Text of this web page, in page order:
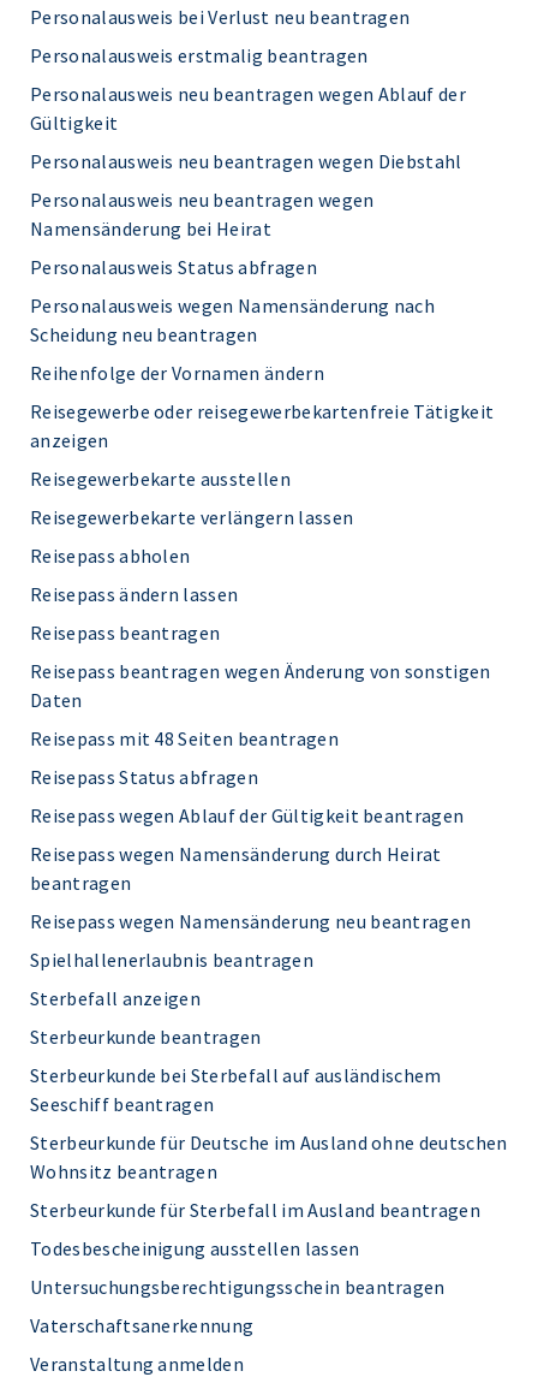
Personalausweis bei Verlust neu beantragen
Personalausweis erstmalig beantragen
Personalausweis neu beantragen wegen Ablauf der
Gültigkeit
Personalausweis neu beantragen wegen Diebstahl
Personalausweis neu beantragen wegen
Namensänderung bei Heirat
Personalausweis Status abfragen
Personalausweis wegen Namensänderung nach
Scheidung neu beantragen
Reihenfolge der Vornamen ändern
Reisegewerbe oder reisegewerbekartenfreie Tätigkeit
anzeigen
Reisegewerbekarte ausstellen
Reisegewerbekarte verlängern lassen
Reisepass abholen
Reisepass ändern lassen
Reisepass beantragen
Reisepass beantragen wegen Änderung von sonstigen
Daten
Reisepass mit 48 Seiten beantragen
Reisepass Status abfragen
Reisepass wegen Ablauf der Gültigkeit beantragen
Reisepass wegen Namensänderung durch Heirat
beantragen
Reisepass wegen Namensänderung neu beantragen
Spielhallenerlaubnis beantragen
Sterbefall anzeigen
Sterbeurkunde beantragen
Sterbeurkunde bei Sterbefall auf ausländischem
Seeschiff beantragen
Sterbeurkunde für Deutsche im Ausland ohne deutschen
Wohnsitz beantragen
Sterbeurkunde für Sterbefall im Ausland beantragen
Todesbescheinigung ausstellen lassen
Untersuchungsberechtigungsschein beantragen
Vaterschaftsanerkennung
Veranstaltung anmelden